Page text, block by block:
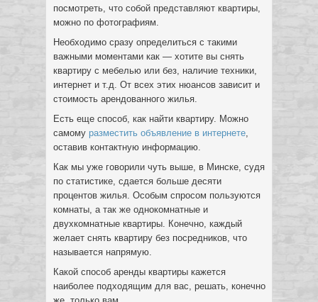
посмотреть, что собой представляют квартиры,
можно по фотографиям.
Необходимо сразу определиться с такими
важными моментами как — хотите вы снять
квартиру с мебелью или без, наличие техники,
интернет и т.д. От всех этих нюансов зависит и
стоимость арендованного жилья.
Есть еще способ, как найти квартиру. Можно
самому разместить объявление в интернете,
оставив контактную информацию.
Как мы уже говорили чуть выше, в Минске, судя
по статистике, сдается больше десяти
процентов жилья. Особым спросом пользуются
комнаты, а так же однокомнатные и
двухкомнатные квартиры. Конечно, каждый
желает снять квартиру без посредников, что
называется напрямую.
Какой способ аренды квартиры кажется
наиболее подходящим для вас, решать, конечно